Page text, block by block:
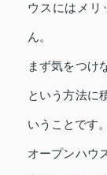
ウスにはメリ
ん。
まず気をつけ
という方法に
いうことです。
オープンハウ